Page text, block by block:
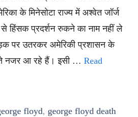
के मिनेसोटा राज्य में अश्वेत जॉर्ज
हिंसक प्रदर्शन रुकने का नाम नहीं ले
पर उतरकर अमेरिकी प्रशासन के
नजर आ रहे हैं। इसी … Read
floyd, george floyd death